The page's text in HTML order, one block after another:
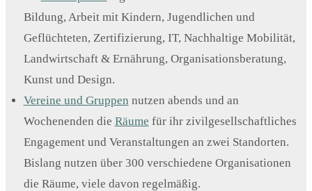
Bildung, Arbeit mit Kindern, Jugendlichen und
Geflüchteten, Zertifizierung, IT, Nachhaltige Mobilität,
Landwirtschaft & Ernährung, Organisationsberatung,
Kunst und Design.
Vereine und Gruppen nutzen abends und an
Wochenenden die Räume für ihr zivilgesellschaftliches
Engagement und Veranstaltungen an zwei Standorten.
Bislang nutzen über 300 verschiedene Organisationen
die Räume, viele davon regelmäßig.